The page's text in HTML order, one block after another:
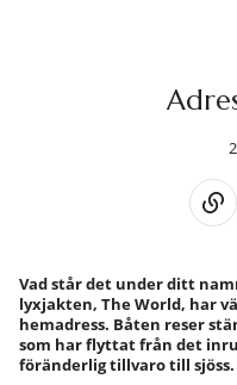
Vad står det under ditt
lyxjakten, The World, har
hemadress. Båten reser
som har flyttat från det
föränderlig tillvaro till sjöss.